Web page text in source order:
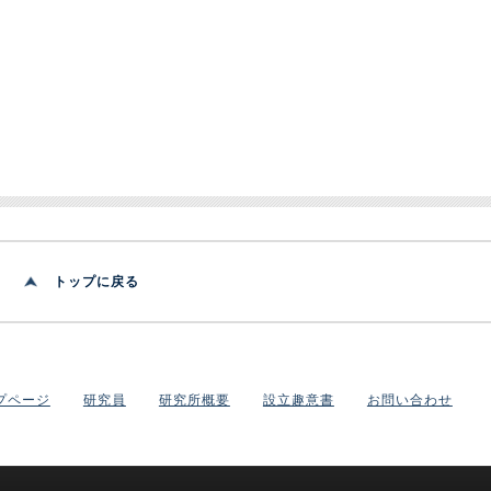
トップに戻る
ページ 研究員 研究所概要 設立趣意書 お問い合わせ